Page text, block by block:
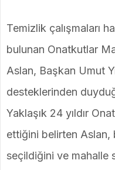
Temizlik çalışmaları
bulunan Onatkutlar
Aslan, Başkan Umut
desteklerinden
Yaklaşık 24 yıldır
ettiğini belirten Aslan,
seçildiğini ve mahalle